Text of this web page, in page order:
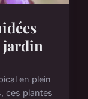
jardin
en plein
ces plantes